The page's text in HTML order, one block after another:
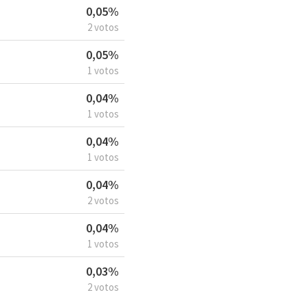
0,05%
2 votos
0,05%
1 votos
0,04%
1 votos
0,04%
1 votos
0,04%
2 votos
0,04%
1 votos
0,03%
2 votos